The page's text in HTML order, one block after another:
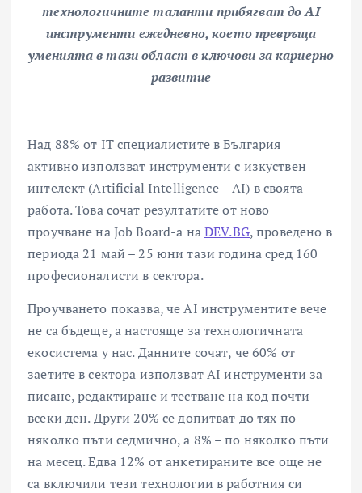
технологичните таланти прибягват до AI
инструменти ежедневно, което превръща
уменията в тази област в ключови за кариерно
развитие
Над 88% от IT специалистите в България
активно използват инструменти с изкуствен
интелект (Artificial Intelligence – AI) в своята
работа. Това сочат резултатите от ново
проучване на Job Board-а наDEV.BG, проведено в
периода 21 май – 25 юни тази година сред 160
професионалисти в сектора.
Проучването показва, че AI инструментите вече
не са бъдеще, а настояще за технологичната
екосистема у нас. Данните сочат, че 60% от
заетите в сектора използват AI инструменти за
писане, редактиране и тестване на код почти
всеки ден. Други 20% се допитват до тях по
няколко пъти седмично, а 8% – по няколко пъти
на месец. Едва 12% от анкетираните все още не
са включили тези технологии в работния си